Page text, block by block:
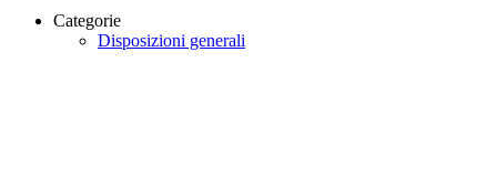
Categorie
Disposizioni generali